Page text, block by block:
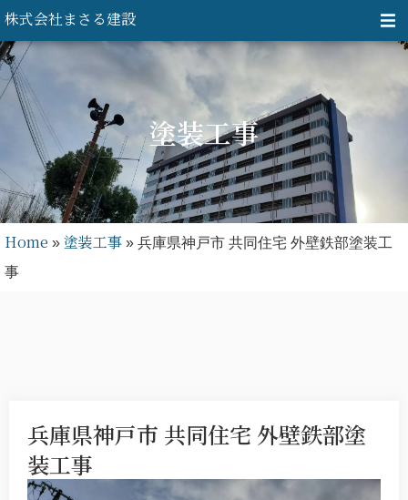
内
容
を
ス
プ
株式会社まさる建設
塗装工事
Home » 塗装工事 » 兵庫県神戸市 共同住宅 外壁鉄部塗装工
事
兵庫県神戸市 共同住宅 外壁鉄部塗
装工事